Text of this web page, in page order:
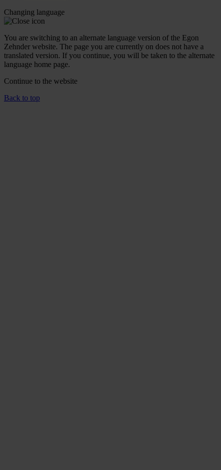
Changing language
You are switching to an alternate language version of the Egon
Zehnder website. The page you are currently on does not have a
translated version. If you continue, you will be taken to the alternate
language home page.
Continue to the website
Back to top